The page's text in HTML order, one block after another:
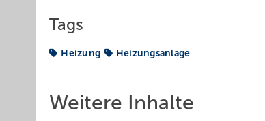
Tags
Heizung Heizungsanlage
Weitere Inhalte